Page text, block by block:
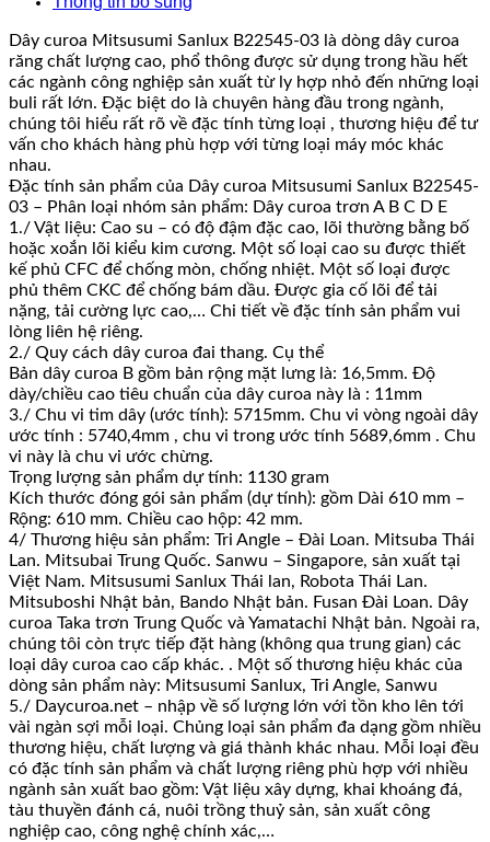
Dây curoa Mitsusumi Sanlux B22545-03 là dòng dây curoa
răng chất lượng cao, phổ thông được sử dụng trong hầu hết
các ngành công nghiệp sản xuất từ ly hợp nhỏ đến những loại
buli rất lớn. Đặc biệt do là chuyên hàng đầu trong ngành,
chúng tôi hiểu rất rõ về đặc tính từng loại , thương hiệu để tư
vấn cho khách hàng phù hợp với từng loại máy móc khác
nhau.
Đặc tính sản phẩm của Dây curoa Mitsusumi Sanlux B22545-
03 – Phân loại nhóm sản phẩm: Dây curoa trơn A B C D E
1./ Vật liệu: Cao su – có độ đậm đặc cao, lõi thường bằng bố
hoặc xoắn lõi kiểu kim cương. Một số loại cao su được thiết
kế phủ CFC để chống mòn, chống nhiệt. Một số loại được
phủ thêm CKC để chống bám dầu. Được gia cố lõi để tải
nặng, tải cường lực cao,… Chi tiết về đặc tính sản phẩm vui
lòng liên hệ riêng.
2./ Quy cách dây curoa đai thang. Cụ thể
Bản dây curoa B gồm bản rộng mặt lưng là: 16,5mm. Độ
dày/chiều cao tiêu chuẩn của dây curoa này là : 11mm
3./ Chu vi tim dây (ước tính): 5715mm. Chu vi vòng ngoài dây
ước tính : 5740,4mm , chu vi trong ước tính 5689,6mm . Chu
vi này là chu vi ước chừng.
Trọng lượng sản phẩm dự tính: 1130 gram
Kích thước đóng gói sản phẩm (dự tính): gồm Dài 610 mm –
Rộng: 610 mm. Chiều cao hộp: 42 mm.
4/ Thương hiệu sản phẩm: Tri Angle – Đài Loan. Mitsuba Thái
Lan. Mitsubai Trung Quốc. Sanwu – Singapore, sản xuất tại
Việt Nam. Mitsusumi Sanlux Thái lan, Robota Thái Lan.
Mitsuboshi Nhật bản, Bando Nhật bản. Fusan Đài Loan. Dây
curoa Taka trơn Trung Quốc và Yamatachi Nhật bản. Ngoài ra,
chúng tôi còn trực tiếp đặt hàng (không qua trung gian) các
loại dây curoa cao cấp khác. . Một số thương hiệu khác của
dòng sản phẩm này: Mitsusumi Sanlux, Tri Angle, Sanwu
5./ Daycuroa.net – nhập về số lượng lớn với tồn kho lên tới
vài ngàn sợi mỗi loại. Chủng loại sản phẩm đa dạng gồm nhiều
thương hiệu, chất lượng và giá thành khác nhau. Mỗi loại đều
có đặc tính sản phẩm và chất lượng riêng phù hợp với nhiều
ngành sản xuất bao gồm: Vật liệu xây dựng, khai khoáng đá,
tàu thuyền đánh cá, nuôi trồng thuỷ sản, sản xuất công
nghiệp cao, công nghệ chính xác,…